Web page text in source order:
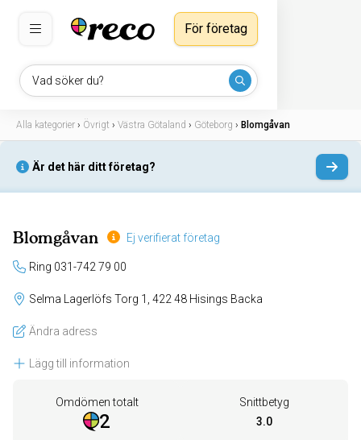
Vad söker du?
För företag
Alla kategorier › Övrigt › Västra Götaland › Göteborg › Blomgåvan
Är det här ditt företag?
Blomgåvan Ej verifierat företag
Ring 031-742 79 00
Selma Lagerlöfs Torg 1, 422 48 Hisings Backa
Ändra adress
Lägg till information
Omdömen totalt
2
Snittbetyg
3.0